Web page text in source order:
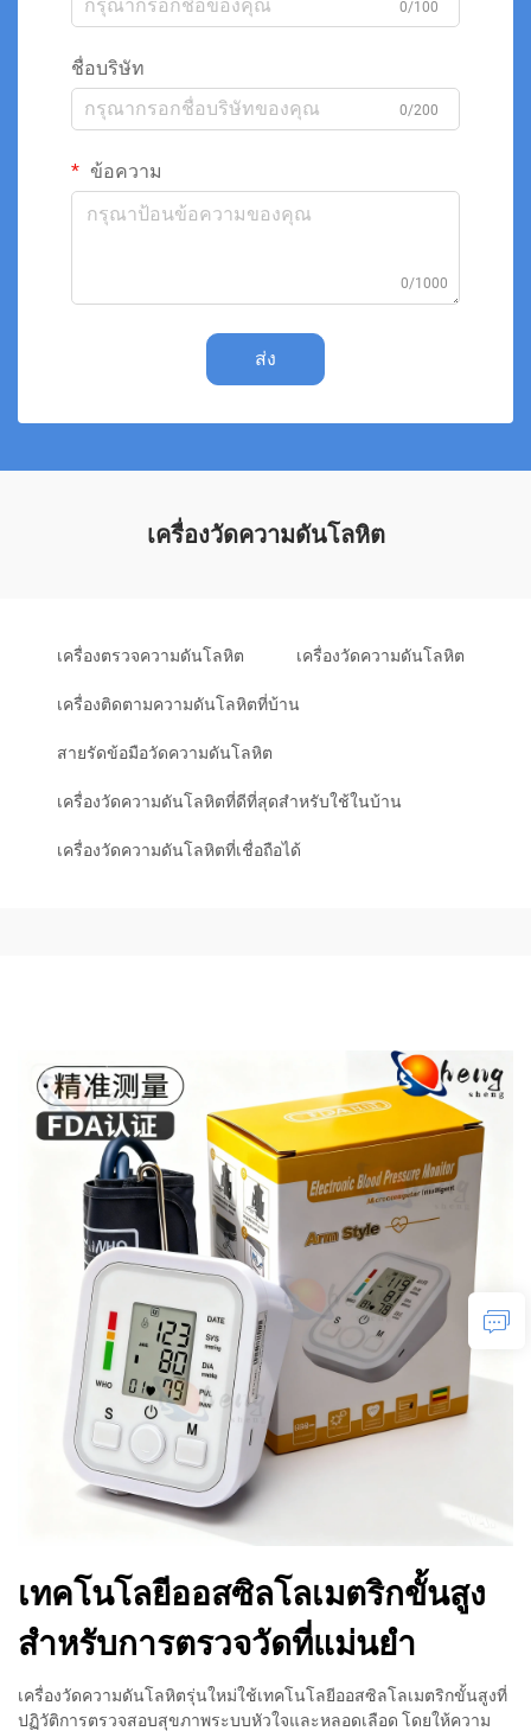
0/100
ชื่อบริษัท
0/200
ข้อความ
0/1000
ส่ง
เครื่องวัดความดันโลหิต
เครื่องตรวจความดันโลหิต เครื่องวัดความดันโลหิต
เครื่องติดตามความดันโลหิตที่บ้าน
สายรัดข้อมือวัดความดันโลหิต
เครื่องวัดความดันโลหิตที่ดีที่สุดสำหรับใช้ในบ้าน
เครื่องวัดความดันโลหิตที่เชื่อถือได้
เทคโนโลยีออสซิลโลเมตริกขั้นสูง
สำหรับการตรวจวัดที่แม่นยำ
เครื่องวัดความดันโลหิตรุ่นใหม่ใช้เทคโนโลยีออสซิลโลเมตริกขั้นสูงที่
ปฏิวัติการตรวจสอบสุขภาพระบบหัวใจและหลอดเลือด โดยให้ความ